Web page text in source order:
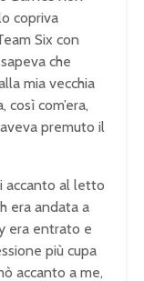
copriva
Six con
che
mia vecchia
così com’era,
premuto il
accanto al letto
era andata a
era entrato e
più cupa
accanto a me,